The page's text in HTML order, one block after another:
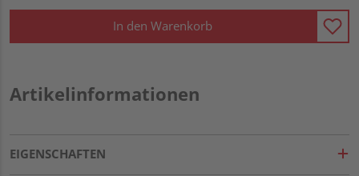
In den Warenkorb
Artikelinformationen
EIGENSCHAFTEN